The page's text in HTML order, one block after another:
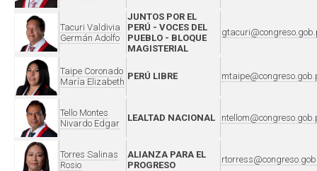
Tacuri Valdivia
Germán Adolfo
JUNTOS POR EL
PERÚ - VOCES DEL
PUEBLO - BLOQUE
MAGISTERIAL
Taipe Coronado
María Elizabeth
PERÚ LIBRE
Tello Montes
Nivardo Edgar
LEALTAD NACIONAL
Torres Salinas
Rosio
ALIANZA PARA EL
PROGRESO